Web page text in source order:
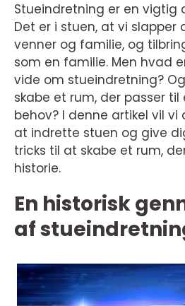
Stueindretning er en vigtig
Det er i stuen, at vi slapper
venner og familie, og
som en familie. Men hvad
vide om stueindretning?
skabe et rum, der passer
behov? I denne artikel vil vi
at indrette stuen og give
tricks til at skabe et rum,
historie.
En historisk
af